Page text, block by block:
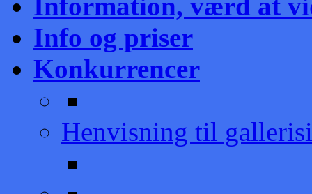
Info og priser
Konkurrencer
Henvisning til